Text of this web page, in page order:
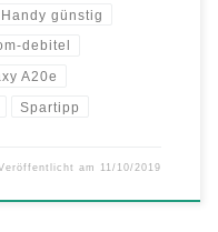
günstig
debitel
A20e
Spartipp
am 11/10/2019